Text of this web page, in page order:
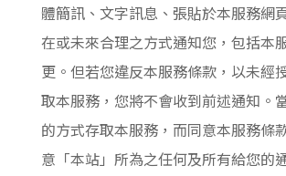
體簡訊、文字訊息、張貼於本服務網
在或未來合理之方式通知您，包括本
更。但若您違反本服務條款，以未經
取本服務，您將不會收到前述通知。
的方式存取本服務，而同意本服務條
意「本站」所為之任何及所有給您的